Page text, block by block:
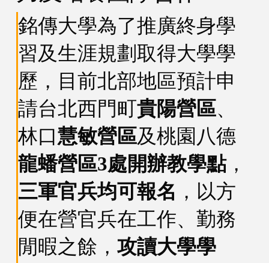
銘傳大學為了推廣終身學
習及生涯規劃取得大學學
歷，目前北部地區預計申
請台北西門町貴陽營區、
林口慧敏營區及桃園八德
龍蟠營區3處開辦教學點，
三軍官兵均可報名 ，以方
便在營官兵在工作、勤務
閒暇之餘， 攻讀大學學